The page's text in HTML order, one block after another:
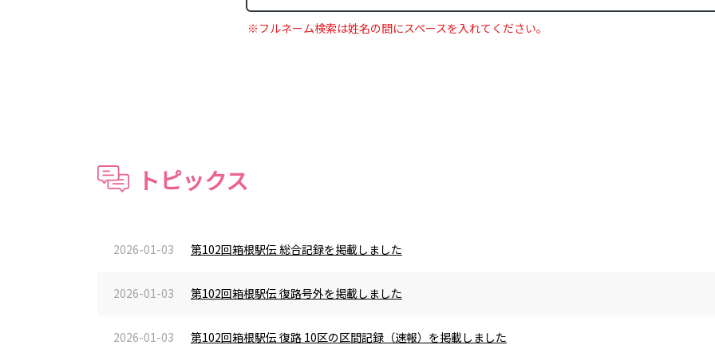
※フルネーム検索は姓名の間にスペースを入れてください。
トピックス
2026-01-03 第102回箱根駅伝 総合記録を掲載しました
2026-01-03 第102回箱根駅伝 復路号外を掲載しました
2026-01-03 第102回箱根駅伝 復路 10区の区間記録（速報）を掲載しました